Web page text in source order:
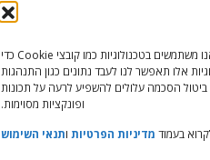
כדי לספק את חוויות המשתמש הטובות ביותר, אנו משתמשים בטכנולוגיות כמו קובצי Cookie כדי
אלו תאפשר לנו לעבד נתונים כגון התנהגות
ביטול הסכמה עלולים להשפיע לרעה על תכונות
ופונקציות מסוימות.
בעמוד מדיניות הפרטיות ותנאי השימוש